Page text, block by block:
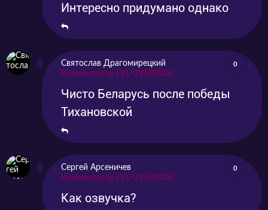
Интересно придумано однако
Святослав Драгомирецкий
Комментатор LVL OVER9000
0
Чисто Беларусь после победы
Тихановской
Сергей Арсеничев
Комментатор LVL OVER9000
0
Как озвучка?